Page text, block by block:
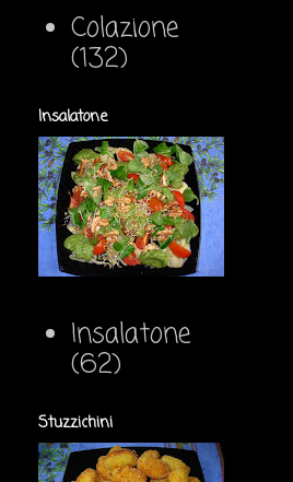
Colazione
(132)
Insalatone
Insalatone
(62)
Stuzzichini